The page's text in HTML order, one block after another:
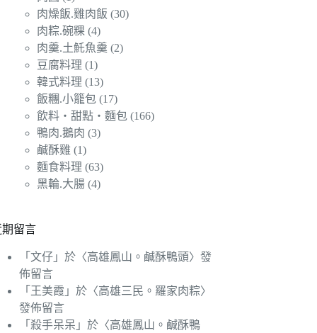
肉燥飯.雞肉飯 (30)
肉粽.碗粿 (4)
肉羹.土魠魚羹 (2)
豆腐料理 (1)
韓式料理 (13)
飯糰.小籠包 (17)
飲料‧甜點‧麵包 (166)
鴨肉.鵝肉 (3)
鹹酥雞 (1)
麵食料理 (63)
黑輪.大腸 (4)
期留言
「文仔 」於〈高雄鳳山。鹹酥鴨頭〉發
佈留言
「 王美霞 」於〈高雄三民。羅家肉粽〉
發佈留言
「殺手呆呆 」於〈高雄鳳山。鹹酥鴨